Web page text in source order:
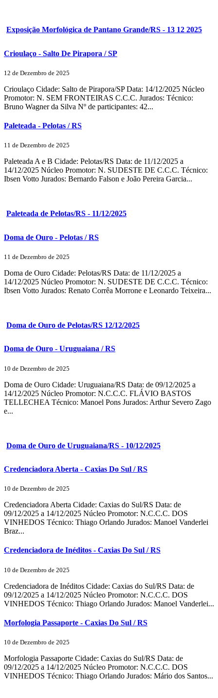
Exposição Morfológica de Pantano Grande/RS - 13 12 2025
Crioulaço - Salto De Pirapora / SP
12 de Dezembro de 2025
Crioulaço Cidade: Salto de Pirapora/SP Data: 14/12/2025 Núcleo
Promotor: N. SEM FRONTEIRAS C.C.C. Jurados: Técnico:
Bruno Wagner da Silva Nº de participantes: 42...
Paleteada - Pelotas / RS
11 de Dezembro de 2025
Paleteada A e B Cidade: Pelotas/RS Data: de 11/12/2025 a
14/12/2025 Núcleo Promotor: N. SUDESTE DE C.C.C. Técnico:
Ibsen Votto Jurados: Bernardo Falson e João Pereira Garcia...
Paleteada de Pelotas/RS - 11/12/2025
Doma de Ouro - Pelotas / RS
11 de Dezembro de 2025
Doma de Ouro Cidade: Pelotas/RS Data: de 11/12/2025 a
14/12/2025 Núcleo Promotor: N. SUDESTE DE C.C.C. Técnico:
Ibsen Votto Jurados: Renato Corrêa Morrone e Leonardo Teixeira...
Doma de Ouro de Pelotas/RS 12/12/2025
Doma de Ouro - Uruguaiana / RS
10 de Dezembro de 2025
Doma de Ouro Cidade: Uruguaiana/RS Data: de 09/12/2025 a
14/12/2025 Núcleo Promotor: N.C.C.C. FLÁVIO BASTOS
TELLECHEA Técnico: Manoel Pons Jurados: Arthur Severo Zago
e...
Doma de Ouro de Uruguaiana/RS - 10/12/2025
Credenciadora Aberta - Caxias Do Sul / RS
10 de Dezembro de 2025
Credenciadora Aberta Cidade: Caxias do Sul/RS Data: de
09/12/2025 a 14/12/2025 Núcleo Promotor: N.C.C.C. DOS
VINHEDOS Técnico: Thiago Orlando Jurados: Manoel Vanderlei
Braz...
Credenciadora de Inéditos - Caxias Do Sul / RS
10 de Dezembro de 2025
Credenciadora de Inéditos Cidade: Caxias do Sul/RS Data: de
09/12/2025 a 14/12/2025 Núcleo Promotor: N.C.C.C. DOS
VINHEDOS Técnico: Thiago Orlando Jurados: Manoel Vanderlei...
Morfologia Passaporte - Caxias Do Sul / RS
10 de Dezembro de 2025
Morfologia Passaporte Cidade: Caxias do Sul/RS Data: de
09/12/2025 a 14/12/2025 Núcleo Promotor: N.C.C.C. DOS
VINHEDOS Técnico: Thiago Orlando Jurados: Mário dos Santos...